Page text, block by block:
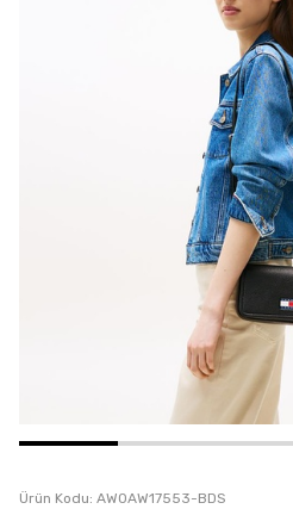
Ürün Kodu: AW0AW17553-BDS